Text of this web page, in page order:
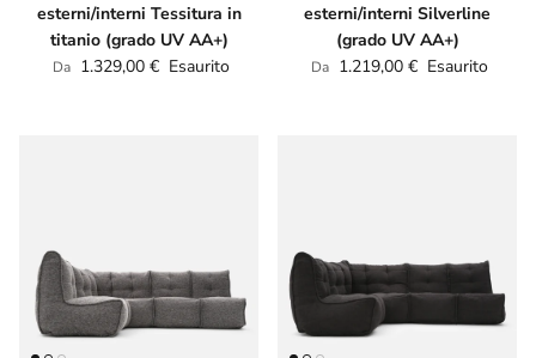
esterni/interni Tessitura in
titanio (grado UV AA+)
Prezzo normale
Da 1.329,00 € Esaurito
esterni/interni Silverline
(grado UV AA+)
Prezzo normale
Da 1.219,00 € Esaurito